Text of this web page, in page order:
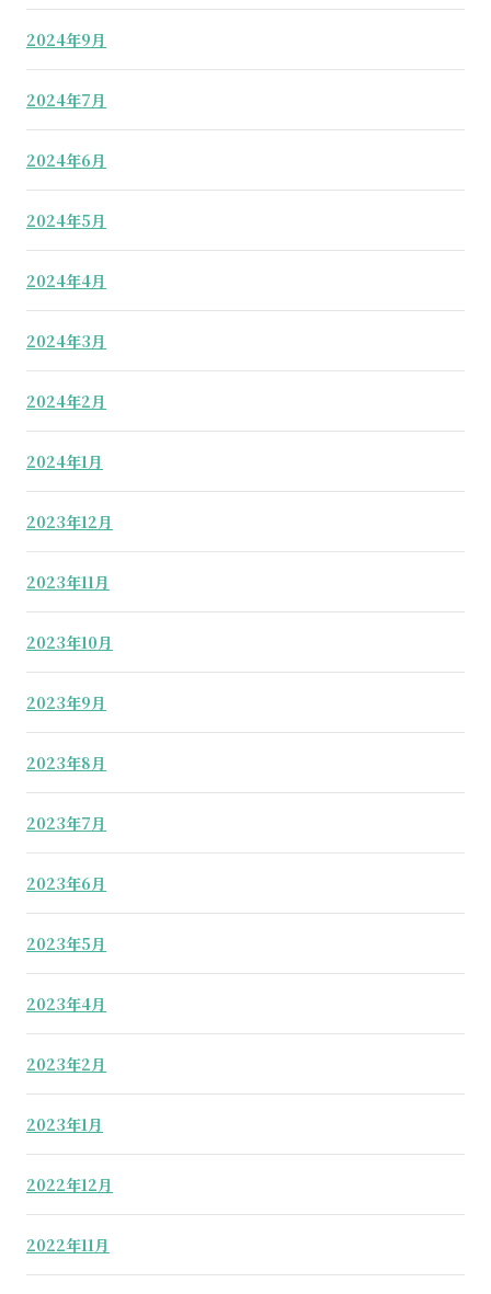
2024年9月
2024年7月
2024年6月
2024年5月
2024年4月
2024年3月
2024年2月
2024年1月
2023年12月
2023年11月
2023年10月
2023年9月
2023年8月
2023年7月
2023年6月
2023年5月
2023年4月
2023年2月
2023年1月
2022年12月
2022年11月